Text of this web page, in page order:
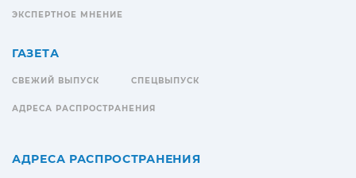
ЭКСПЕРТНОЕ МНЕНИЕ
ГАЗЕТА
СВЕЖИЙ ВЫПУСК СПЕЦВЫПУСК
АДРЕСА РАСПРОСТРАНЕНИЯ
АДРЕСА РАСПРОСТРАНЕНИЯ